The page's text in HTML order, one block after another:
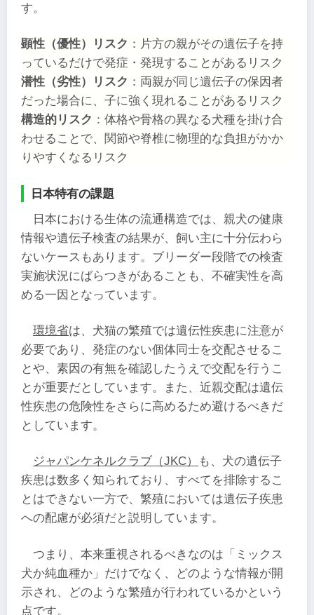
す。
顕性（優性）リスク ：片方の親がその遺伝子を持
っているだけで発症・発現することがあるリスク
潜性（劣性）リスク ：両親が同じ遺伝子の保因者
だった場合に、子に強く現れることがあるリスク
構造的リスク ：体格や骨格の異なる犬種を掛け合
わせることで、関節や脊椎に物理的な負担がかか
りやすくなるリスク
日本特有の課題
日本における生体の流通構造では、親犬の健康
情報や遺伝子検査の結果が、飼い主に十分伝わら
ないケースもあります。ブリーダー段階での検査
実施状況にばらつきがあることも、不確実性を高
める一因となっています。
環境省は、犬猫の繁殖では遺伝性疾患に注意が
必要であり、発症のない個体同士を交配させるこ
とや、素因の有無を確認したうえで交配を行うこ
とが重要だとしています。また、近親交配は遺伝
性疾患の危険性をさらに高めるため避けるべきだ
としています。
ジャパンケネルクラブ（JKC）
も、犬の遺伝子
疾患は数多く知られており、すべてを排除するこ
とはできない一方で、繁殖においては遺伝子疾患
への配慮が必須だと説明しています。
つまり、本来重視されるべきなのは「ミックス
犬か純血種か」だけでなく、どのような情報が開
示され、どのような繁殖が行われているかという
点です。